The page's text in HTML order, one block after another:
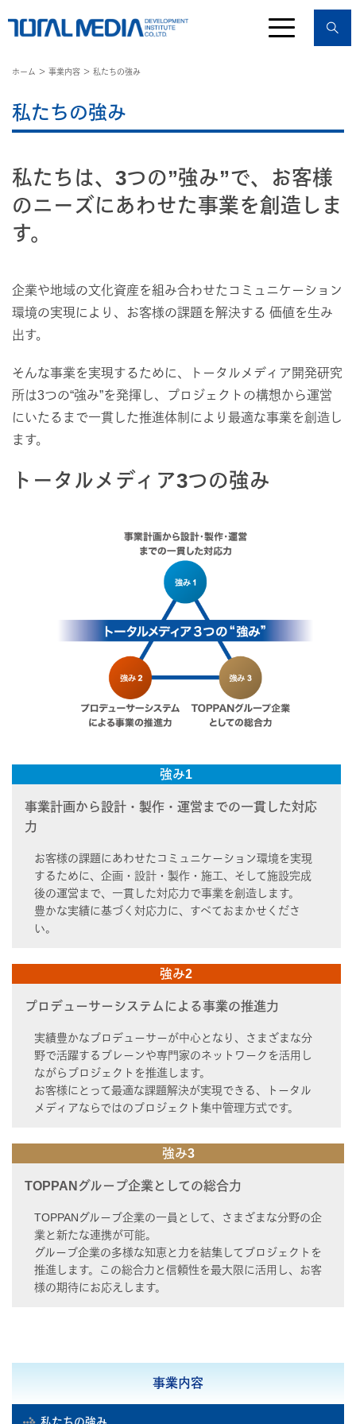
ホーム ＞ 事業内容 ＞ 私たちの強み
私たちの強み
私たちは、3つの”強み”で、お客様
のニーズにあわせた事業を創造しま
す。
企業や地域の文化資産を組み合わせたコミュニケーション
環境の実現により、お客様の課題を解決する 価値を生み
出す。
そんな事業を実現するために、トータルメディア開発研究
所は3つの“強み”を発揮し、プロジェクトの構想から運営
にいたるまで一貫した推進体制により最適な事業を創造し
ます。
トータルメディア3つの強み
強み1
事業計画から設計・製作・運営までの一貫した対応
力
お客様の課題にあわせたコミュニケーション環境を実現
するために、企画・設計・製作・施工、そして施設完成
後の運営まで、一貫した対応力で事業を創造します。
豊かな実績に基づく対応力に、すべておまかせくださ
い。
強み2
プロデューサーシステムによる事業の推進力
実績豊かなプロデューサーが中心となり、さまざまな分
野で活躍するブレーンや専門家のネットワークを活用し
ながらプロジェクトを推進します。
お客様にとって最適な課題解決が実現できる、トータル
メディアならではのプロジェクト集中管理方式です。
強み3
TOPPANグループ企業としての総合力
TOPPANグループ企業の一員として、さまざまな分野の企
業と新たな連携が可能。
グループ企業の多様な知恵と力を結集してプロジェクトを
推進します。この総合力と信頼性を最大限に活用し、お客
様の期待にお応えします。
事業内容